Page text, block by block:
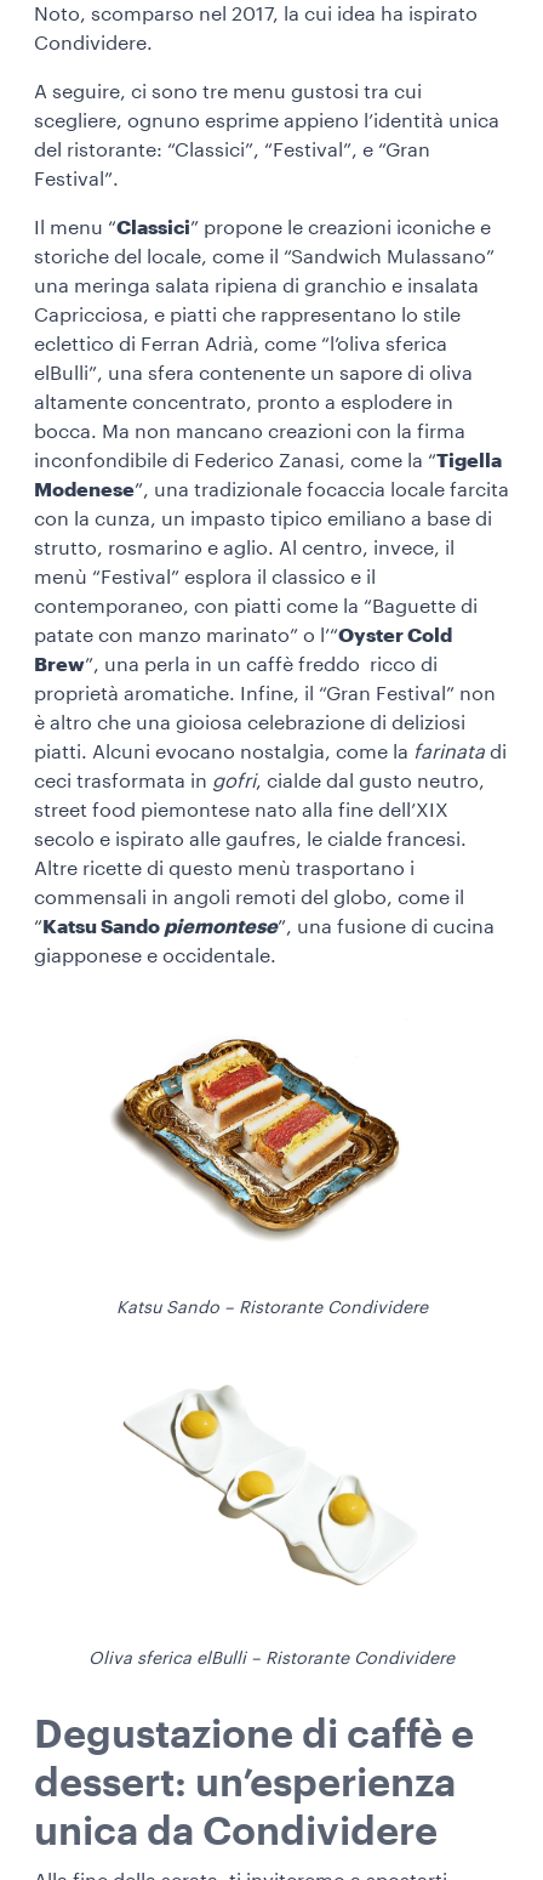
Noto, scomparso nel 2017, la cui idea ha ispirato
Condividere.
A seguire, ci sono tre menu gustosi tra cui
scegliere, ognuno esprime appieno l’identità unica
del ristorante: “Classici”, “Festival”, e “Gran
Festival”.
Il menu “Classici” propone le creazioni iconiche e
storiche del locale, come il “Sandwich Mulassano”
una meringa salata ripiena di granchio e insalata
Capricciosa, e piatti che rappresentano lo stile
eclettico di Ferran Adrià, come “l’oliva sferica
elBulli”, una sfera contenente un sapore di oliva
altamente concentrato, pronto a esplodere in
bocca. Ma non mancano creazioni con la firma
inconfondibile di Federico Zanasi, come la “Tigella
Modenese”, una tradizionale focaccia locale farcita
con la cunza, un impasto tipico emiliano a base di
strutto, rosmarino e aglio. Al centro, invece, il
menù “Festival” esplora il classico e il
contemporaneo, con piatti come la “Baguette di
patate con manzo marinato” o l’“Oyster Cold
Brew”, una perla in un caffè freddo ricco di
proprietà aromatiche. Infine, il “Gran Festival” non
è altro che una gioiosa celebrazione di deliziosi
piatti. Alcuni evocano nostalgia, come la farinata di
ceci trasformata in gofri, cialde dal gusto neutro,
street food piemontese nato alla fine dell’XIX
secolo e ispirato alle gaufres, le cialde francesi.
Altre ricette di questo menù trasportano i
commensali in angoli remoti del globo, come il
“ Katsu Sando piemontese”, una fusione di cucina
giapponese e occidentale.
Katsu Sando – Ristorante Condividere
Oliva sferica elBulli – Ristorante Condividere
Degustazione di caffè e
dessert: un’esperienza
unica da Condividere